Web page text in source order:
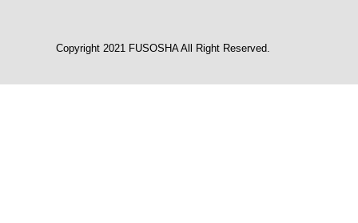
Copyright 2021 FUSOSHA All Right Reserved.